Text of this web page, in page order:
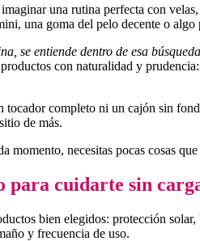
una rutina perfecta con
una goma del pelo decente o
entiende dentro de esa
con naturalidad y
completo ni un cajón sin
de más.
momento, necesitas pocas cosas
para cuidarte sin
bien elegidos: protección
y frecuencia de uso.